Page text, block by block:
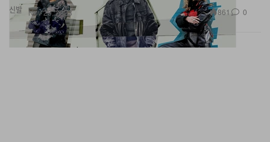
신발 Nov 29, 2023 861 0